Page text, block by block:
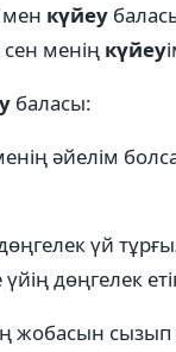
мен күйеу
сен менің күйеу
баласы:
әйелім
дөңгелек үй
үйің дөңгелек
жобасын